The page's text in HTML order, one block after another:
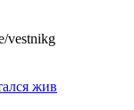
vestnikg
жив